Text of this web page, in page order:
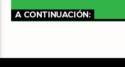
A CONTINUACIÓN: